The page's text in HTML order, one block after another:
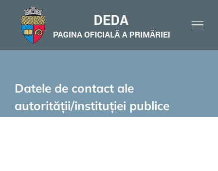
content
Datele de contact ale
autorității/instituției publice